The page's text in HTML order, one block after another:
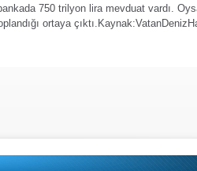
750 trilyon lira mevduat vardı.
ortaya çıktı. Kaynak:Vatan